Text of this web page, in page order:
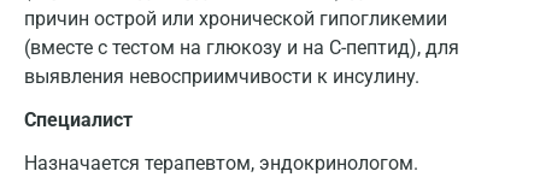
причин острой или хронической гипогликемии
(вместе с тестом на глюкозу и на С-пептид), для
выявления невосприимчивости к инсулину.
Специалист
Назначается терапевтом, эндокринологом.